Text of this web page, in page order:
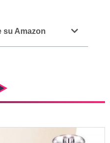
su Amazon